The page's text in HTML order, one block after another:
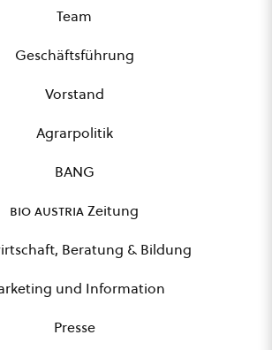
Team
Geschäftsführung
Vorstand
Agrarpolitik
BANG
bio austriaZeitung
Beratung & Bildung
und Information
Presse